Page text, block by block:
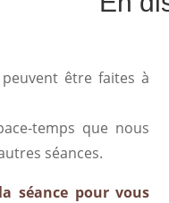
être faites à
temps que nous
séances.
séance pour vous